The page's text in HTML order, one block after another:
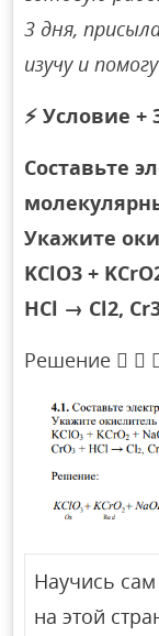
3 дня,
изучу и
⚡ Условие +
Составьте
Укажите
KClO3 +
HCl → Cl2,
Решение  
Научись
на этой